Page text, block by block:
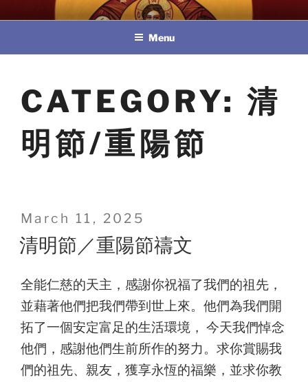
to
教區婚姻與家庭牧民委員會
Menu
CATEGORY: 清
明節/重陽節
Posted
on
March 11, 2025
清明節／重陽節禱文
全能仁慈的天主，感謝你祝福了我們的祖先，
並藉著他們把我們帶到世上來。他們為我們開
拓了一個安定富足的生活環境， 今天我們悼念
他們，感謝他們生前所作的努力。求你賞賜我
們的祖先、親友，獲享永恆的福樂，並求你教